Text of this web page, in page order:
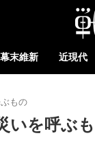
幕末維新 近現代
もの
いを呼ぶ